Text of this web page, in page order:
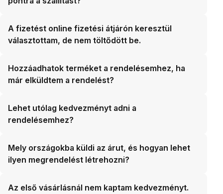
A fizetést online fizetési átjárón keresztül
választottam, de nem töltődött be.
Hozzáadhatok terméket a rendelésemhez, ha
már elküldtem a rendelést?
Lehet utólag kedvezményt adni a
rendelésemhez?
Mely országokba küldi az árut, és hogyan lehet
ilyen megrendelést létrehozni?
Az első vásárlásnál nem kaptam kedvezményt.